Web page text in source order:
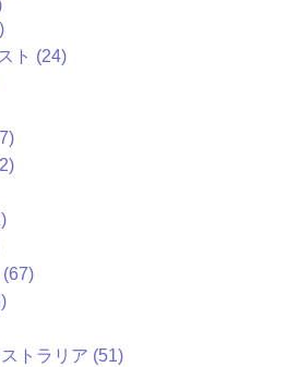
ト (24)
トラリア (51)